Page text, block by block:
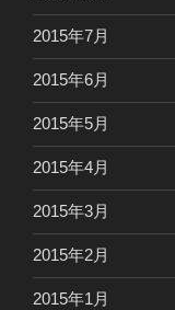
2015年7月
2015年6月
2015年5月
2015年4月
2015年3月
2015年2月
2015年1月